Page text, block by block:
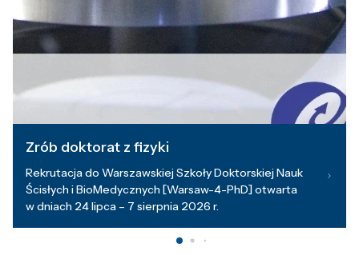
Zrób doktorat z fizyki
Rekrutacja do Warszawskiej Szkoły Doktorskiej Nauk
Ścisłych i BioMedycznych [Warsaw-4-PhD] otwarta
w dniach 24 lipca – 7 sierpnia 2026 r.